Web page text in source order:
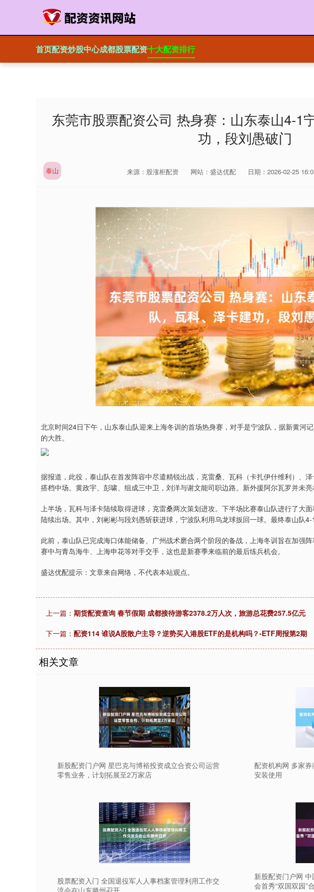
首页配资炒股中心成都股票配资十大配资排行
东莞市股票配资公司 热身赛：山东泰山4-1
功，段刘愚破门
泰山 来源：股涨柜配资 网站：盛达优配 日期：2026-02-25
北京时间24日下午，山东泰山队迎来上海冬训的首场热身赛，对手是宁波队，据新黄河
的大胜。
据报道，此役，泰山队在首发阵容中尽遣精锐出战，克雷桑、瓦科（卡扎伊什维利）、
搭档中场。黄政宇、彭啸、组成三中卫，刘洋与谢文能司职边路。新外援阿尔瓦罗并未亮
上半场，瓦科与泽卡陆续取得进球，克雷桑两次策划进攻。下半场比赛泰山队进行了大
陆续出场。其中，刘彬彬与段刘愚斩获进球，宁波队利用乌龙球扳回一球。最终泰山队4-
此前，泰山队已完成海口体能储备、广州战术磨合两个阶段的备战，上海冬训旨在加强
赛中与青岛海牛、上海申花等对手交手，这也是新赛季来临前的最后练兵机会。
盛达优配提示：文章来自网络，不代表本站观点。
上一篇： 期货配资查询 春节假期 成都接待游客2378.2万人次，旅游总花费257.5亿元
下一篇： 配资114 谁说A股散户主导？逆势买入港股ETF的是机构吗？-ETF周报第2期
相关文章
新股配资门户网 星巴克与博裕投资成立合资公司运营
零售业务，计划拓展至2万家店
配资机构网 多家券
安装使用
股票配资入门 全国退役军人人事档案管理利用工作交
新股配资门户网
会首秀“双国双园”